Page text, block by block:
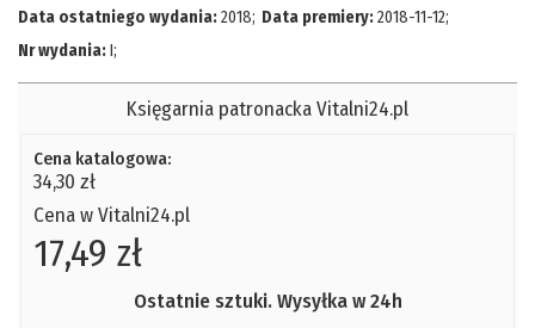
Data ostatniego wydania:2018; Data premiery:2018-11-12;
Nr wydania:I;
Księgarnia patronacka Vitalni24.pl
Cena katalogowa:
34,30 zł
Cena w Vitalni24.pl
17,49 zł
Ostatnie sztuki. Wysyłka w 24h